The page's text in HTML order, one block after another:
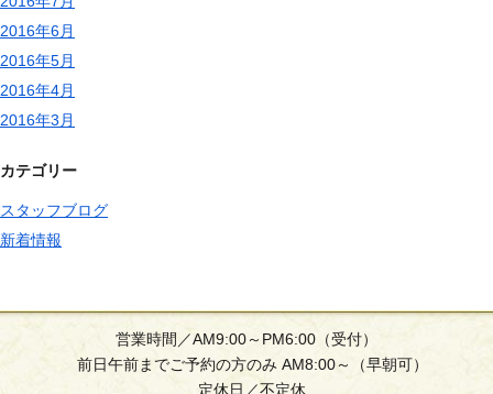
2016年6月
2016年5月
2016年4月
2016年3月
カテゴリー
スタッフブログ
新着情報
営業時間／AM9:00～PM6:00（受付）
前日午前までご予約の方のみ AM8:00～（早朝可）
定休日／不定休